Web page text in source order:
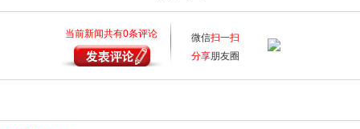
当前新闻共有0条评论 微信扫一扫
分享朋友圈